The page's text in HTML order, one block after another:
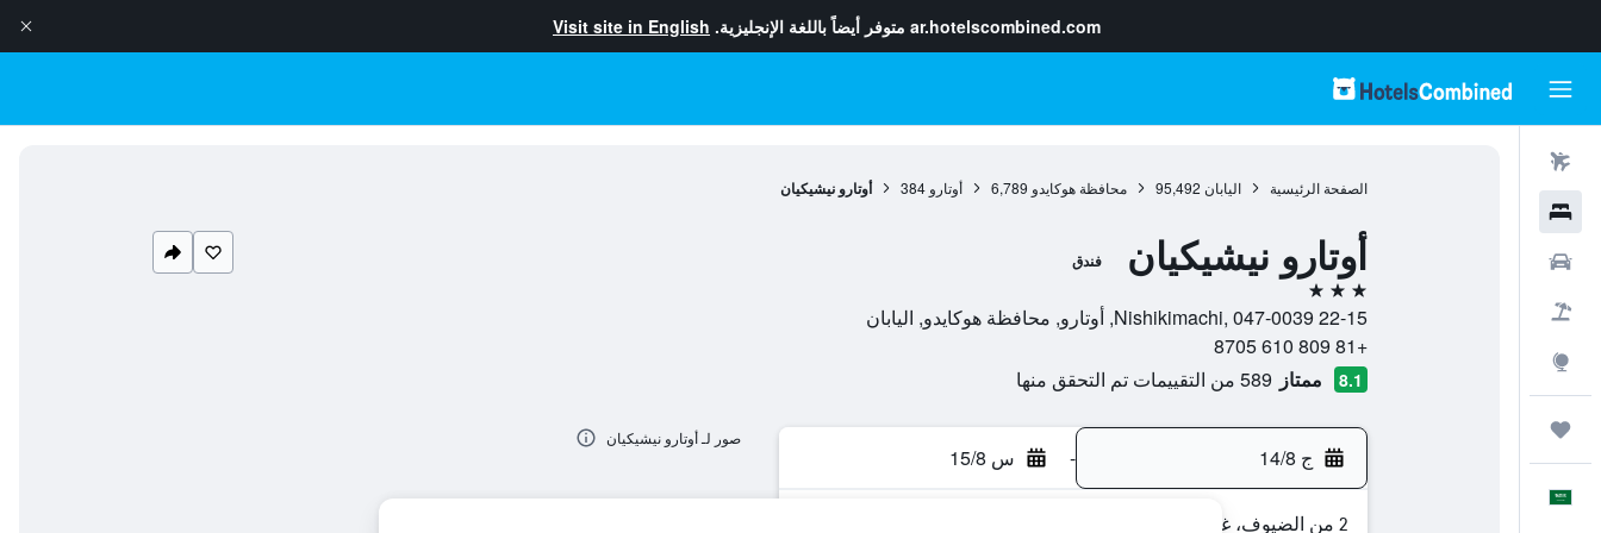
ar.hotelscombined.com متوفر أيضاً باللغة الإنجليزية. Visit site in English
الصفحة الرئيسية اليابان 95,492 محافظة هوكايدو 6,789 أوتارو 384 أوتارو نيشيكيان
أوتارو نيشيكيان فندق
3 نجوم
22-15 Nishikimachi, 047-0039, أوتارو, محافظة هوكايدو, اليابان
+81 809 610 8705
8.1 ممتاز 589 من التقييمات تم التحقق منها
ج 14/8 - س 15/8
2 من الضيوف، غرفة واحدة
صور لـ أوتارو نيشيكيان